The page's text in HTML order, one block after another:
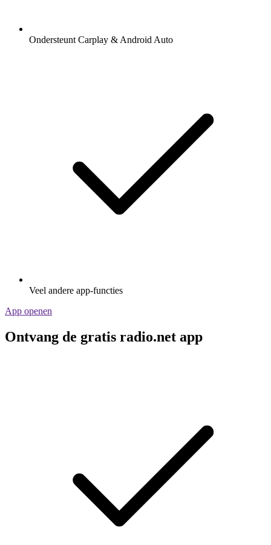
Ondersteunt Carplay & Android Auto
Veel andere app-functies
App openen
Ontvang de gratis radio.net app